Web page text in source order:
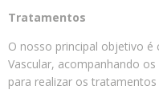
Tratamentos
O nosso principal objetivo é
Vascular, acompanhando
para realizar os